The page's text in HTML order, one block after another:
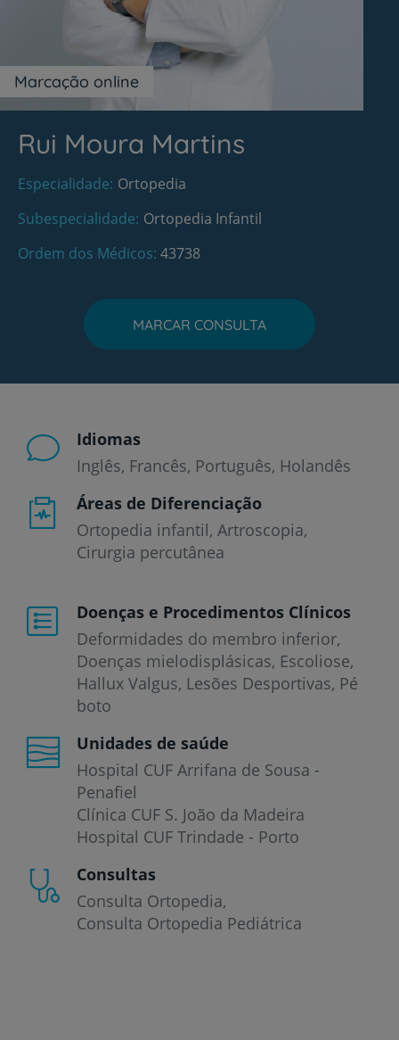
Marcação online
Rui Moura Martins
Especialidade Ortopedia
Subespecialidade Ortopedia Infantil
Ordem dos Médicos 43738
MARCAR CONSULTA
Idiomas
Inglês Francês Português Holandês
Áreas de Diferenciação
Ortopedia infantil, Artroscopia,
Cirurgia percutânea
Doenças e Procedimentos Clínicos
Deformidades do membro inferior
Doenças mielodisplásicas Escoliose
Hallux Valgus Lesões Desportivas Pé
boto
Unidades de saúde
Hospital CUF Arrifana de Sousa -
Penafiel
Clínica CUF S. João da Madeira
Hospital CUF Trindade - Porto
Consultas
Consulta Ortopedia
Consulta Ortopedia Pediátrica